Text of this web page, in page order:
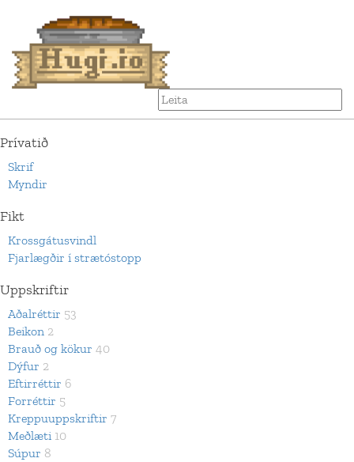
Prívatið
Skrif
Myndir
Fikt
Krossgátusvindl
Fjarlægðir í strætóstopp
Uppskriftir
Aðalréttir 53
Beikon 2
Brauð og kökur 40
Dýfur 2
Eftirréttir 6
Forréttir 5
Kreppuuppskriftir 7
Meðlæti 10
Súpur 8